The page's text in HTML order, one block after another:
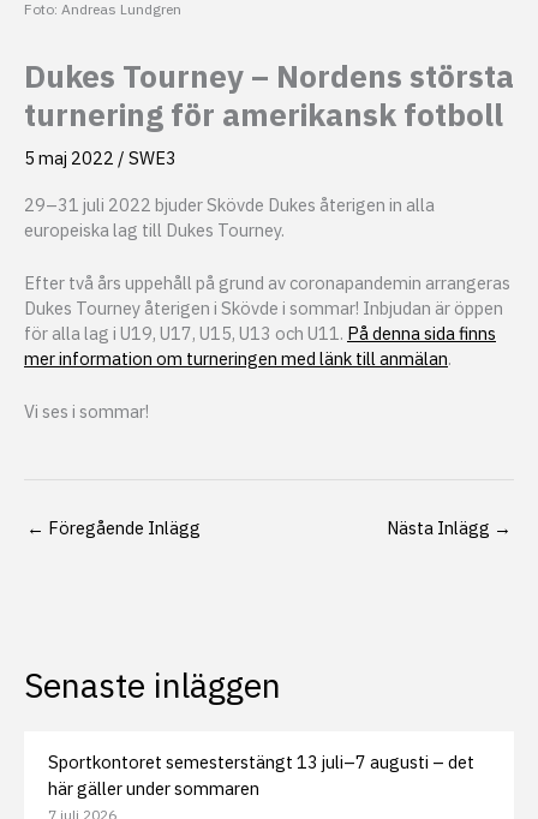
Foto: Andreas Lundgren
Dukes Tourney – Nordens största
turnering för amerikansk fotboll
5 maj 2022 / SWE3
29–31 juli 2022 bjuder Skövde Dukes återigen in alla
europeiska lag till Dukes Tourney.
Efter två års uppehåll på grund av coronapandemin arrangeras
Dukes Tourney återigen i Skövde i sommar! Inbjudan är öppen
för alla lag i U19, U17, U15, U13 och U11. På denna sida finns
mer information om turneringen med länk till anmälan.
Vi ses i sommar!
← Föregående Inlägg Nästa Inlägg →
Senaste inläggen
Sportkontoret semesterstängt 13 juli–7 augusti – det
här gäller under sommaren
7 juli 2026